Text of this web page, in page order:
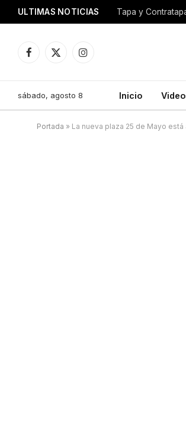
ULTIMAS NOTICIAS Tapa y
Facebook
X
Instagram
sábado, agosto 8 Inicio
Portada » La nueva plaza 25 de Mayo